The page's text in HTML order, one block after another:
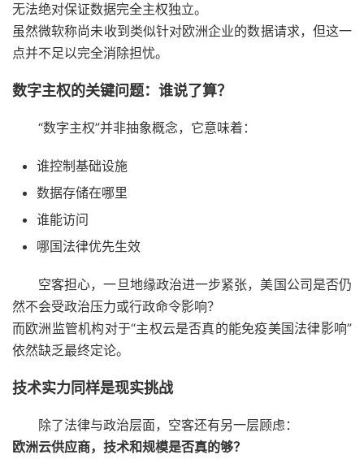
无法绝对保证数据完全主权独立。
虽然微软称尚未收到类似针对欧洲企业的数据请求，但这一
点并不足以完全消除担忧。
数字主权的关键问题：谁说了算？
“数字主权”并非抽象概念，它意味着：
谁控制基础设施
数据存储在哪里
谁能访问
哪国法律优先生效
空客担心，一旦地缘政治进一步紧张，美国公司是否仍
然不会受政治压力或行政命令影响？
而欧洲监管机构对于“主权云是否真的能免疫美国法律影响”
依然缺乏最终定论。
技术实力同样是现实挑战
除了法律与政治层面，空客还有另一层顾虑：
欧洲云供应商，技术和规模是否真的够？